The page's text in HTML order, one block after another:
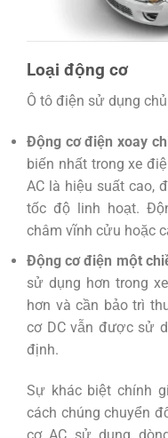
Loại động cơ
Ô tô điện sử dụng
Động cơ điện xoay
biến nhất trong xe
AC là hiệu suất cao,
tốc độ linh hoạt.
châm vĩnh cửu hoặc
Động cơ điện một
sử dụng hơn trong
hơn và cần bảo trì
cơ DC vẫn được sử
định.
Sự khác biệt chính
cách chúng chuyển